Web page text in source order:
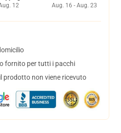
12
Aug. 16 - Aug. 23
fornito per tutti i pacchi
prodotto non viene ricevuto